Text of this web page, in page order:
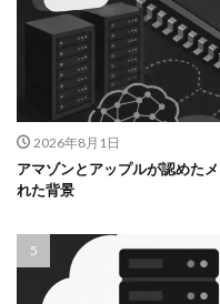
2026年8月1日
アマゾンとアップルが認めた
れた背景